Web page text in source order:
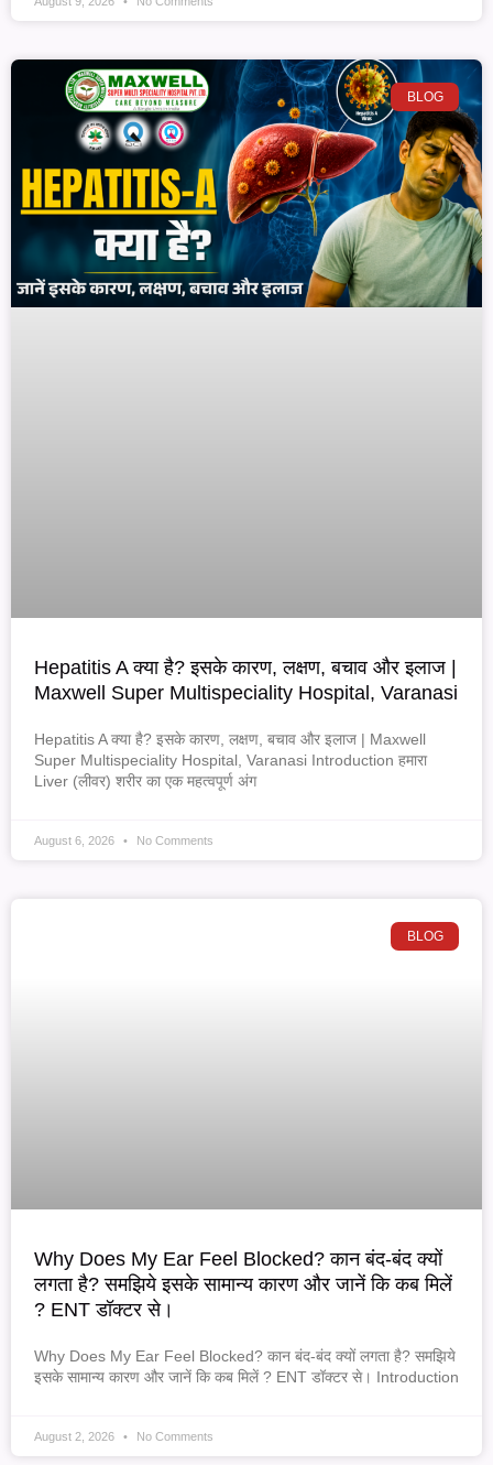
BLOG
Hepatitis A क्या है? इसके कारण, लक्षण, बचाव और इलाज |
Maxwell Super Multispeciality Hospital, Varanasi
Hepatitis A क्या है? इसके कारण, लक्षण, बचाव और इलाज | Maxwell
Super Multispeciality Hospital, Varanasi Introduction हमारा
Liver (लीवर) शरीर का एक महत्वपूर्ण अंग
August 6, 2026 No Comments
BLOG
Why Does My Ear Feel Blocked? कान बंद-बंद क्यों
लगता है? समझिये इसके सामान्य कारण और जानें कि कब मिलें
? ENT डॉक्टर से।
Why Does My Ear Feel Blocked? कान बंद-बंद क्यों लगता है? समझिये
इसके सामान्य कारण और जानें कि कब मिलें ? ENT डॉक्टर से। Introduction
August 2, 2026 No Comments